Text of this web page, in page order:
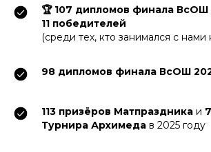
🏆 107 дипломов финала ВсОШ
11 победителей
(среди тех, кто занимался с
98 дипломов финала ВсОШ
113 призёров Матпраздника и
Турнира Архимеда в 2025 году